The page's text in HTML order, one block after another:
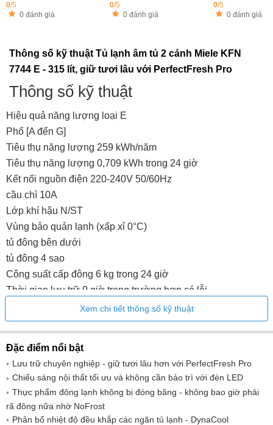
0/5
0 đánh giá
0/5
0 đánh giá
0/5
0 đánh giá
Thông số kỹ thuật Tủ lạnh âm tủ 2 cánh Miele KFN
7744 E - 315 lít, giữ tươi lâu với PerfectFresh Pro
Thông số kỹ thuật
Hiệu quả năng lượng loại E
Phổ [A đến G]
Tiêu thụ năng lượng 259 kWh/năm
Tiêu thụ năng lượng 0,709 kWh trong 24 giờ
Kết nối nguồn điện 220-240V 50/60Hz
cầu chì 10A
Lớp khí hậu N/ST
Vùng bảo quản lạnh (xấp xỉ 0°C)
tủ đông bên dưới
tủ đông 4 sao
Công suất cấp đông 6 kg trong 24 giờ
Thời gian lưu trữ 9 giờ trong trường hợp có lỗi
tổng thể tích có thể sử dụng: 244 l
Dung tích sử dụng của tủ lạnh: 174 l
Thể tích tủ đông có thể sử dụng: 70 l
Mạch siêu mát
Chức năng siêu đông/siêu đông
Công nghệ No-Frost chống đóng băng
điều khiển nhiệt độ điện tử
Xem chi tiết thông số kỹ thuật
Đặc điểm nổi bật
Lưu trữ chuyên nghiệp - giữ tươi lâu hơn với PerfectFresh Pro
Chiếu sáng nội thất tối ưu và không cần bảo trì với đèn LED
Thực phẩm đông lạnh không bị đóng băng - không bao giờ phải
rã đông nữa nhờ NoFrost
Phân bổ nhiệt độ đều khắp các ngăn tủ lạnh - DynaCool